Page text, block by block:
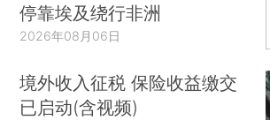
停靠埃及绕行非洲
2026年08月06日
境外收入征税 保险收益缴交
已启动(含视频)